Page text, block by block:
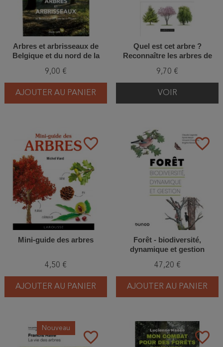
Arbres et arbrisseaux de
Belgique et du nord de la
9,00 €
AJOUTER AU PANIER
Quel est cet arbre ?
Reconnaître les arbres de
9,70 €
VOIR
favorite_border
Mini-guide des arbres
4,50 €
AJOUTER AU PANIER
favorite_border
Forêt - biodiversité,
dynamique et gestion
47,20 €
AJOUTER AU PANIER
favorite_border
Nouveau
favorite_border